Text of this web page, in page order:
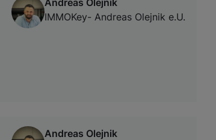
IMMOKey- Andreas Olejnik e.U.
Andreas Olejnik